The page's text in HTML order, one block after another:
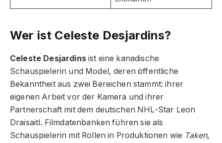
Wer ist Celeste Desjardins?
Celeste Desjardinsist eine kanadische
Schauspielerin und Model, deren öffentliche
Bekanntheit aus zwei Bereichen stammt: ihrer
eigenen Arbeit vor der Kamera und ihrer
Partnerschaft mit dem deutschen NHL-Star Leon
Draisaitl. Filmdatenbanken führen sie als
Schauspielerin mit Rollen in Produktionen wie Taken,